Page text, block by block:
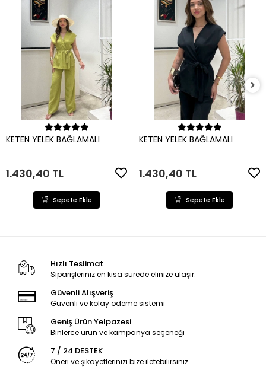
Sepete Ekle
KETEN YELEK BAĞLAMALI
1.430,40 TL
Sepete Ekle
Sepete Ekle
KETEN YELEK BAĞLAMALI
1.430,40 TL
Sepete Ekle
Hızlı Teslimat
Siparişleriniz en kısa sürede elinize ulaşır.
Güvenli Alışveriş
Güvenli ve kolay ödeme sistemi
Geniş Ürün Yelpazesi
Binlerce ürün ve kampanya seçeneği
7 / 24 DESTEK
Öneri ve şikayetlerinizi bize iletebilirsiniz.